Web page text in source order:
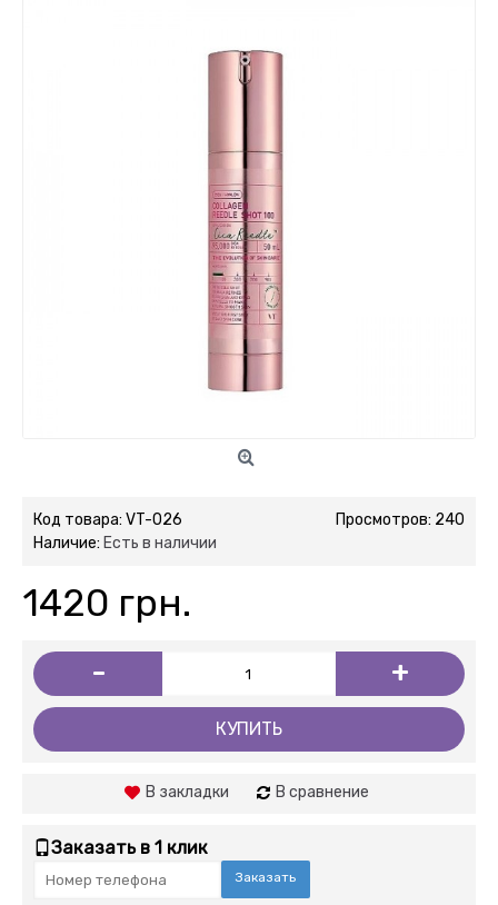
Просмотров: 240
Код товара: VT-026
Наличие: Есть в наличии
1420 грн.
- +
КУПИТЬ
В закладки В сравнение
Заказать в 1 клик
Заказать